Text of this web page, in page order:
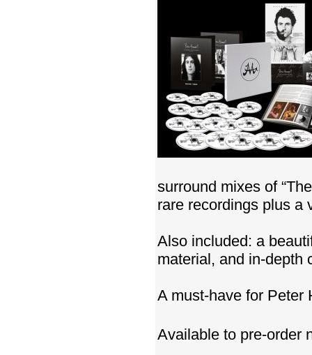
surround mixes of
rare recordings plus a
Also included: a
material, and in-depth
A must-have for Peter
Available to pre-order